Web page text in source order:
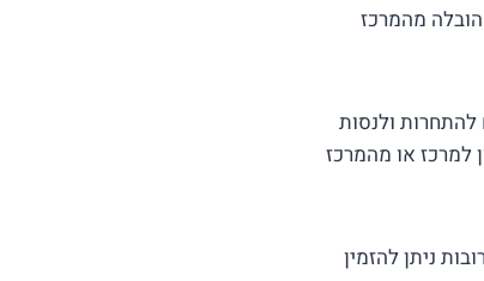
הובלה מהמרכז
ולנסות
למרכז או מהמרכז
ניתן להזמין